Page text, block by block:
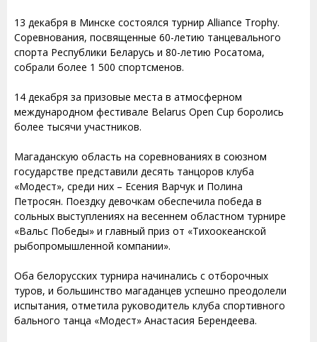
13 декабря в Минске состоялся турнир Alliance Trophy.
Соревнования, посвященные 60-летию танцевального
спорта Республики Беларусь и 80-летию Росатома,
собрали более 1 500 спортсменов.
14 декабря за призовые места в атмосферном
международном фестивале Belarus Open Cup боролись
более тысячи участников.
Магаданскую область на соревнованиях в союзном
государстве представили десять танцоров клуба
«Модест», среди них – Есения Варчук и Полина
Петросян. Поездку девочкам обеспечила победа в
сольных выступлениях на весеннем областном турнире
«Вальс Победы» и главный приз от «Тихоокеанской
рыбопромышленной компании».
Оба белорусских турнира начинались с отборочных
туров, и большинство магаданцев успешно преодолели
испытания, отметила руководитель клуба спортивного
бального танца «Модест» Анастасия Берендеева.